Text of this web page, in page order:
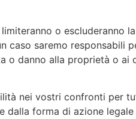
o escluderanno
caso saremo responsabili
o danno alla proprietà o ai
nei vostri confronti per
forma di azione legale